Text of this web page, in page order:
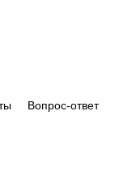
Вопрос-ответ